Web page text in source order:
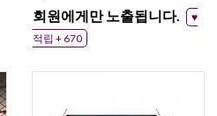
회원에게만 노출됩니다.
♥
적립 + 670